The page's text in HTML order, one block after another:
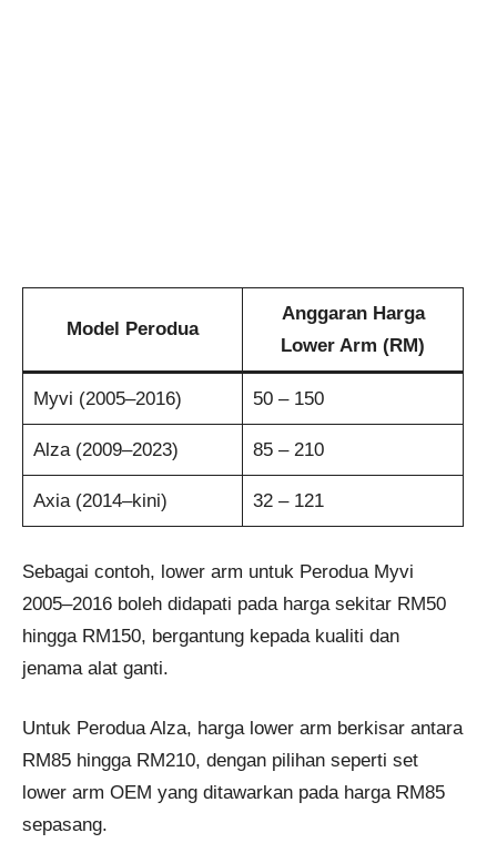
Model Perodua
Anggaran Harga
Lower Arm (RM)
Myvi (2005–2016) 50 – 150
Alza (2009–2023) 85 – 210
Axia (2014–kini) 32 – 121
Sebagai contoh, lower arm untuk Perodua Myvi
2005–2016 boleh didapati pada harga sekitar RM50
hingga RM150, bergantung kepada kualiti dan
jenama alat ganti.
Untuk Perodua Alza, harga lower arm berkisar antara
RM85 hingga RM210, dengan pilihan seperti set
lower arm OEM yang ditawarkan pada harga RM85
sepasang.